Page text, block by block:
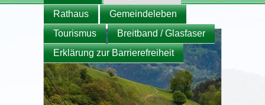
Rathaus
Gemeindeleben
Tourismus
Breitband / Glasfaser
Erklärung zur Barrierefreiheit